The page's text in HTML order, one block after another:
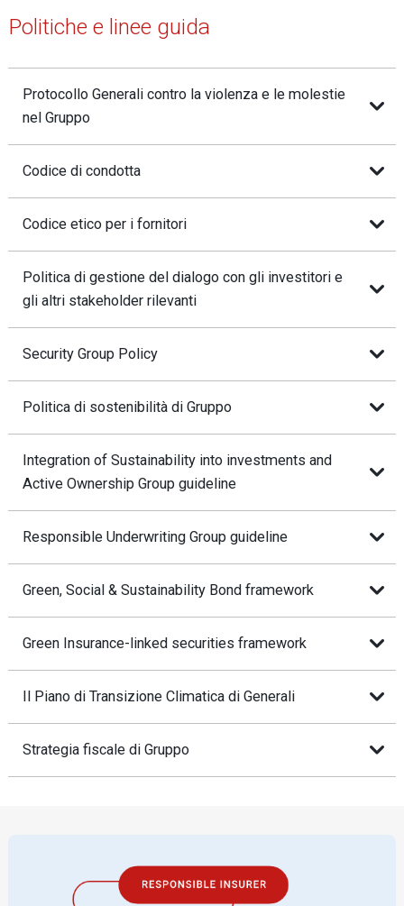
Politiche e linee guida
Protocollo Generali contro la violenza e le molestie
nel Gruppo
Codice di condotta
Codice etico per i fornitori
Politica di gestione del dialogo con gli investitori e
gli altri stakeholder rilevanti
Security Group Policy
Politica di sostenibilità di Gruppo
Integration of Sustainability into investments and
Active Ownership Group guideline
Responsible Underwriting Group guideline
Green, Social & Sustainability Bond framework
Green Insurance-linked securities framework
Il Piano di Transizione Climatica di Generali
Strategia fiscale di Gruppo